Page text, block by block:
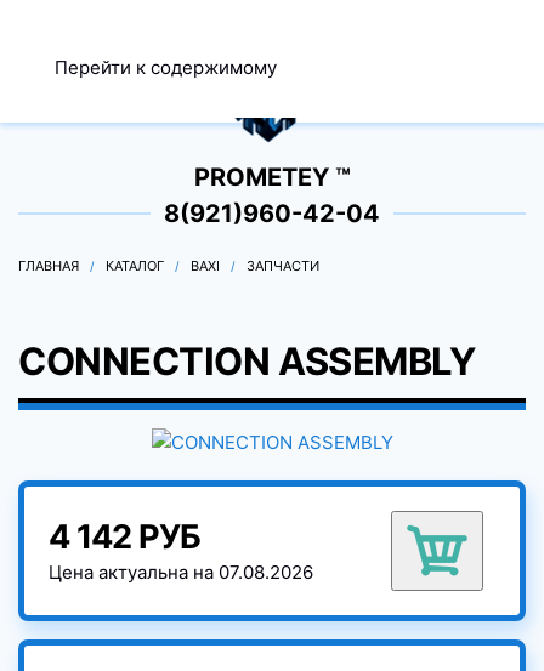
Перейти к содержимому
0
PROMETEY ™
8(921)960-42-04
ГЛАВНАЯ КАТАЛОГ BAXI ЗАПЧАСТИ
CONNECTION ASSEMBLY
4 142 РУБ
Цена актуальна на 07.08.2026